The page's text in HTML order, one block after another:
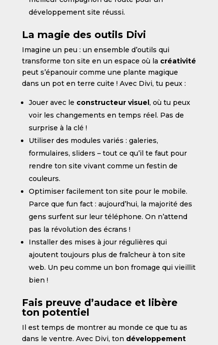
développement site réussi.
La magie des outils Divi
Imagine un peu : un ensemble d’outils qui
transforme ton site en un espace où la créativité
peut s’épanouir comme une plante magique
dans un pot en terre cuite ! Avec Divi, tu peux :
Jouer avec le constructeur visuel, où tu peux
voir les changements en temps réel. Pas de
surprise à la clé !
Utiliser des modules variés : galeries,
formulaires, sliders – tout ce qu’il te faut pour
rendre ton site vivant comme un festin de
couleurs.
Optimiser facilement ton site pour le mobile.
Parce que fun fact : aujourd’hui, la majorité des
gens surfent sur leur téléphone. On n’attend
pas la révolution des écrans !
Installer des mises à jour régulières qui
ajoutent toujours plus de fraîcheur à ton site
web. Un peu comme un bon fromage qui vieillit
bien !
Fais preuve d’audace et libère
ton potentiel
Il est temps de montrer au monde ce que tu as
dans le ventre. Avec Divi, ton développement